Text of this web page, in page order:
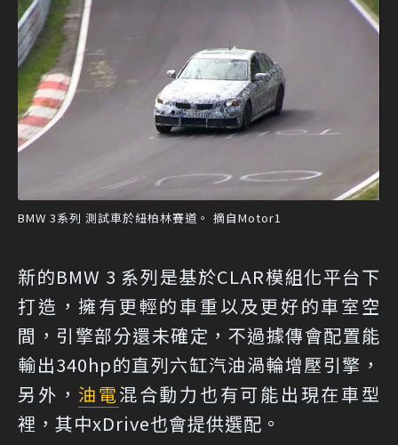
BMW 3系列 測試車於紐柏林賽道。 摘自Motor1
新的BMW 3 系列是基於CLAR模組化平台下
打造，擁有更輕的車重以及更好的車室空
間，引擎部分還未確定，不過據傳會配置能
輸出340hp的直列六缸汽油渦輪增壓引擎，
另外， 油電混合動力也有可能出現在車型
裡，其中xDrive也會提供選配。